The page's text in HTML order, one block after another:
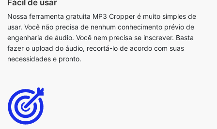
fazer o upload do áudio, recortá-lo de acordo com suas
necessidades e pronto.
Gratuito para todos
O recurso MP3 Cropper é gratuito para qualquer pessoa. Você
não precisa nos pagar para usá-lo.